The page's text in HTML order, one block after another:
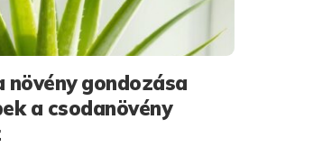
növény gondozása
a csodanövény